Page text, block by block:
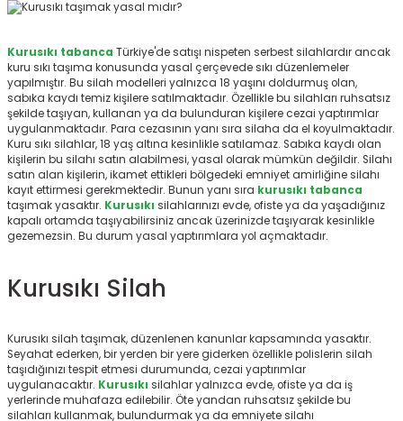
Mermisi
Kurusıkı tabanca Türkiye'de satışı nispeten serbest silahlardır ancak
kuru sıkı taşıma konusunda yasal çerçevede sıkı düzenlemeler
yapılmıştır. Bu silah modelleri yalnızca 18 yaşını doldurmuş olan,
sabıka kaydı temiz kişilere satılmaktadır. Özellikle bu silahları ruhsatsız
şekilde taşıyan, kullanan ya da bulunduran kişilere cezai yaptırımlar
uygulanmaktadır. Para cezasının yanı sıra silaha da el koyulmaktadır.
Kuru sıkı silahlar, 18 yaş altına kesinlikle satılamaz. Sabıka kaydı olan
kişilerin bu silahı satın alabilmesi, yasal olarak mümkün değildir. Silahı
satın alan kişilerin, ikamet ettikleri bölgedeki emniyet amirliğine silahı
kayıt ettirmesi gerekmektedir. Bunun yanı sıra kurusıkı tabanca
taşımak yasaktır. Kurusıkı silahlarınızı evde, ofiste ya da yaşadığınız
kapalı ortamda taşıyabilirsiniz ancak üzerinizde taşıyarak kesinlikle
gezemezsin. Bu durum yasal yaptırımlara yol açmaktadır.
Kurusıkı Silah
Kurusıkı silah taşımak, düzenlenen kanunlar kapsamında yasaktır.
Seyahat ederken, bir yerden bir yere giderken özellikle polislerin silah
taşıdığınızı tespit etmesi durumunda, cezai yaptırımlar
uygulanacaktır. Kurusıkı silahlar yalnızca evde, ofiste ya da iş
yerlerinde muhafaza edilebilir. Öte yandan ruhsatsız şekilde bu
silahları kullanmak, bulundurmak ya da emniyete silahı